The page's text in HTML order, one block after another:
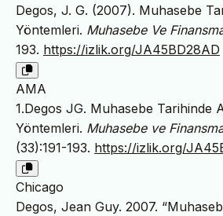
Degos, J. G. (2007). Muhasebe
Yöntemleri. Muhasebe Ve
193. https://izlik.org/JA45BD28AD
AMA
1.Degos JG. Muhasebe Tarihinde
Yöntemleri. Muhasebe ve
(33):191-193. https://izlik.org/
Chicago
Degos, Jean Guy. 2007.